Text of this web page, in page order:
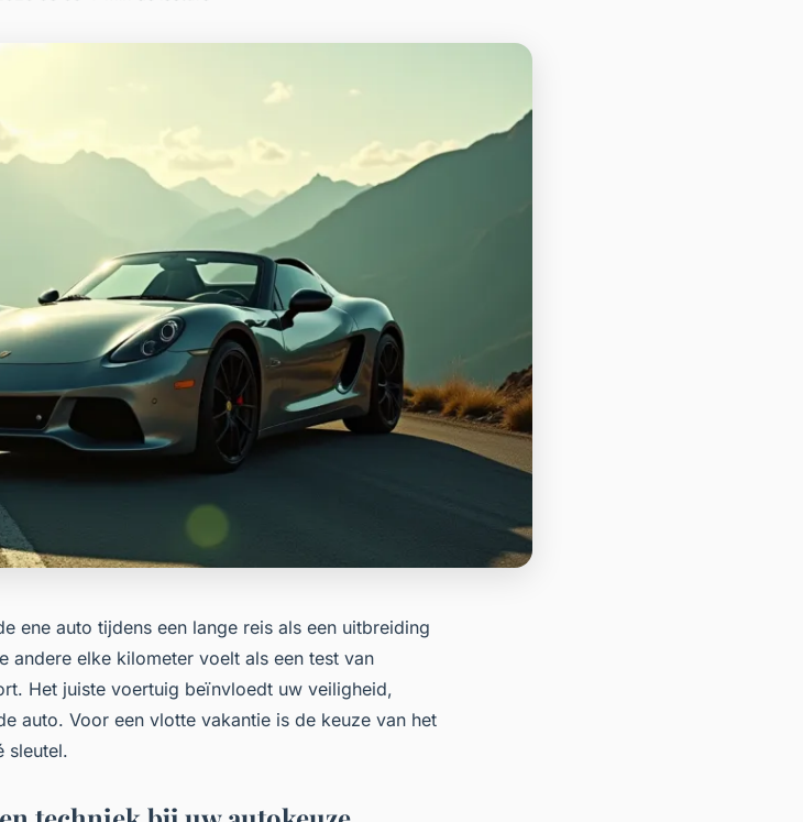
ene auto tijdens een lange reis als een uitbreiding
andere elke kilometer voelt als een test van
Het juiste voertuig beïnvloedt uw veiligheid,
auto. Voor een vlotte vakantie is de keuze van het
sleutel.